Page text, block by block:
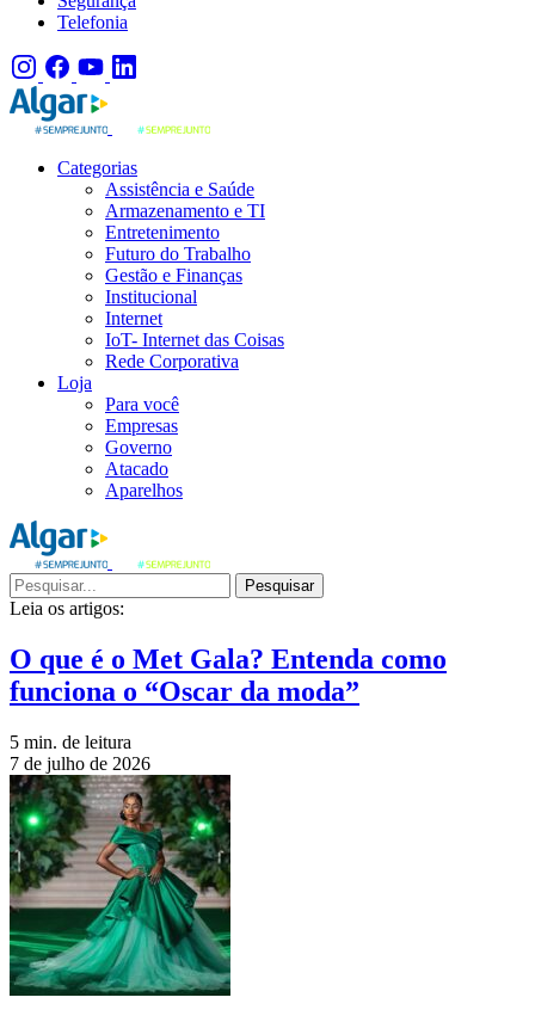
Telefonia
Categorias
Assistência e Saúde
Armazenamento e TI
Entretenimento
Futuro do Trabalho
Gestão e Finanças
Institucional
Internet
IoT- Internet das Coisas
Rede Corporativa
Loja
Para você
Empresas
Governo
Atacado
Aparelhos
Pesquisar
Leia os artigos:
O que é o Met Gala? Entenda como
funciona o “Oscar da moda”
5 min. de leitura
7 de julho de 2026